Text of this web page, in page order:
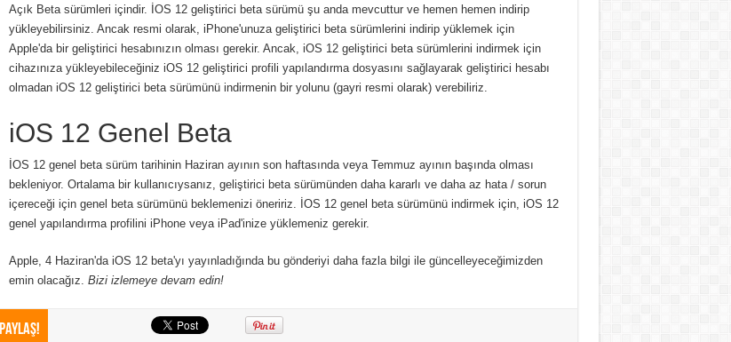
Açık Beta sürümleri içindir. İOS 12 geliştirici beta sürümü şu anda mevcuttur ve hemen hemen indirip
yükleyebilirsiniz. Ancak resmi olarak, iPhone'unuza geliştirici beta sürümlerini indirip yüklemek için
Apple'da bir geliştirici hesabınızın olması gerekir. Ancak, iOS 12 geliştirici beta sürümlerini indirmek için
cihazınıza yükleyebileceğiniz iOS 12 geliştirici profili yapılandırma dosyasını sağlayarak geliştirici hesabı
olmadan iOS 12 geliştirici beta sürümünü indirmenin bir yolunu (gayri resmi olarak) verebiliriz.
iOS 12 Genel Beta
İOS 12 genel beta sürüm tarihinin Haziran ayının son haftasında veya Temmuz ayının başında olması
bekleniyor. Ortalama bir kullanıcıysanız, geliştirici beta sürümünden daha kararlı ve daha az hata / sorun
içereceği için genel beta sürümünü beklemenizi öneririz. İOS 12 genel beta sürümünü indirmek için, iOS 12
genel yapılandırma profilini iPhone veya iPad'inize yüklemeniz gerekir.
Apple, 4 Haziran'da iOS 12 beta'yı yayınladığında bu gönderiyi daha fazla bilgi ile güncelleyeceğimizden
emin olacağız. Bizi izlemeye devam edin!
Paylaş!